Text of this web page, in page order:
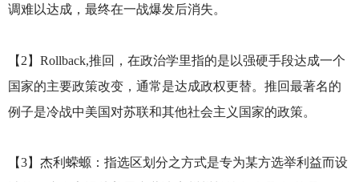
调难以达成，最终在一战爆发后消失。
【2】Rollback,推回，在政治学里指的是以强硬手段达成一个
国家的主要政策改变，通常是达成政权更替。推回最著名的
例子是冷战中美国对苏联和其他社会主义国家的政策。
【3】杰利蝾螈：指选区划分之方式是专为某方选举利益而设